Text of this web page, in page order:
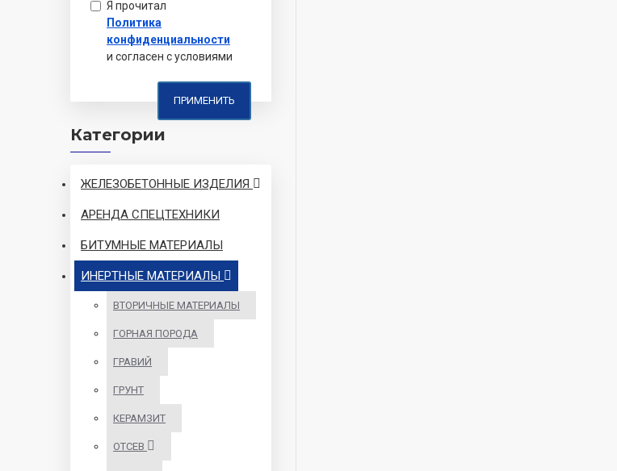
Я прочитал
Политика
конфиденциальности
и согласен с условиями
ПРИМЕНИТЬ
Категории
ЖЕЛЕЗОБЕТОННЫЕ ИЗДЕЛИЯ
АРЕНДА СПЕЦТЕХНИКИ
БИТУМНЫЕ МАТЕРИАЛЫ
ИНЕРТНЫЕ МАТЕРИАЛЫ
ВТОРИЧНЫЕ МАТЕРИАЛЫ
ГОРНАЯ ПОРОДА
ГРАВИЙ
ГРУНТ
КЕРАМЗИТ
ОТСЕВ